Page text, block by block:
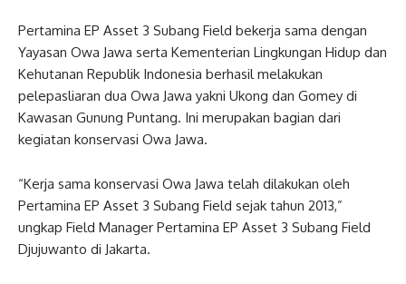
Pertamina EP Asset 3 Subang Field bekerja sama dengan
Yayasan Owa Jawa serta Kementerian Lingkungan Hidup dan
Kehutanan Republik Indonesia berhasil melakukan
pelepasliaran dua Owa Jawa yakni Ukong dan Gomey di
Kawasan Gunung Puntang. Ini merupakan bagian dari
kegiatan konservasi Owa Jawa.
“Kerja sama konservasi Owa Jawa telah dilakukan oleh
Pertamina EP Asset 3 Subang Field sejak tahun 2013,”
ungkap Field Manager Pertamina EP Asset 3 Subang Field
Djujuwanto di Jakarta.